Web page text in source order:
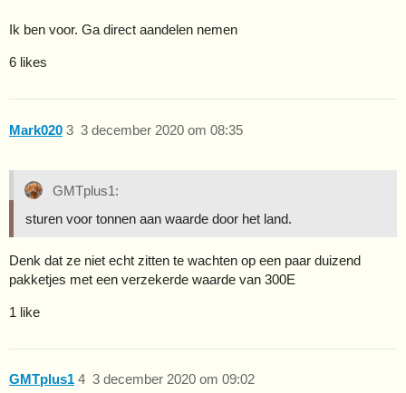
Ik ben voor. Ga direct aandelen nemen
6 likes
Mark020 3 december 2020 om 08:35
3
GMTplus1:
sturen voor tonnen aan waarde door het land.
Denk dat ze niet echt zitten te wachten op een paar duizend
pakketjes met een verzekerde waarde van 300E
1 like
GMTplus1 3 december 2020 om 09:02
4